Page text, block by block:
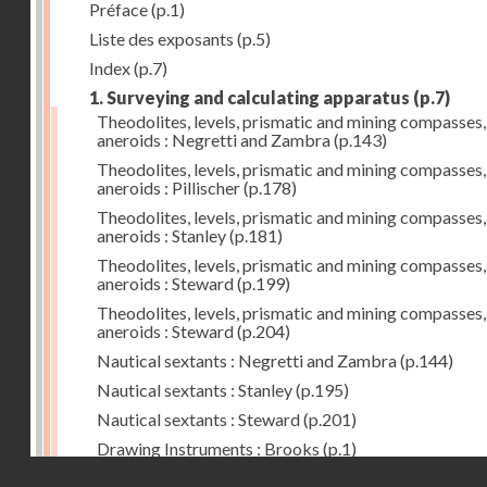
Préface(p.1)
Liste des exposants (p.5)
Index(p.7)
1. Surveying and calculating apparatus (p.7)
Theodolites, levels, prismatic and mining compasses,
aneroids : Negretti and Zambra(p.143)
Theodolites, levels, prismatic and mining compasses,
aneroids : Pillischer(p.178)
Theodolites, levels, prismatic and mining compasses,
aneroids : Stanley(p.181)
Theodolites, levels, prismatic and mining compasses,
aneroids : Steward(p.199)
Theodolites, levels, prismatic and mining compasses,
aneroids : Steward(p.204)
Nautical sextants : Negretti and Zambra(p.144)
Nautical sextants : Stanley(p.195)
Nautical sextants : Steward(p.201)
Drawing Instruments : Brooks (p.1)